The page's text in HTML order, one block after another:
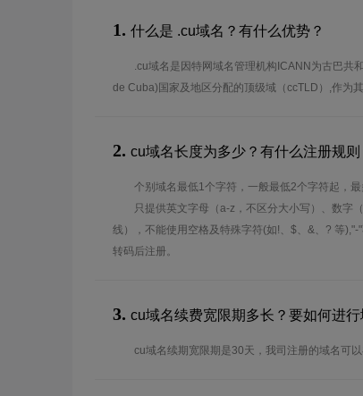
1. 什么是 .cu域名？有什么优势？
.cu域名是因特网域名管理机构ICANN为古巴
de Cuba)国家及地区分配的顶级域（ccTLD）,作为
2. cu域名长度为多少？有什么注册规则
个别域名最低1个字符，一般最低2个字符起，最
只提供英文字母（a-z，不区分大小写）、数字
线），不能使用空格及特殊字符(如!、$、&、? 等
转码后注册。
3. cu域名续费宽限期多长？要如何进行
cu域名续期宽限期是30天，我司注册的域名可以